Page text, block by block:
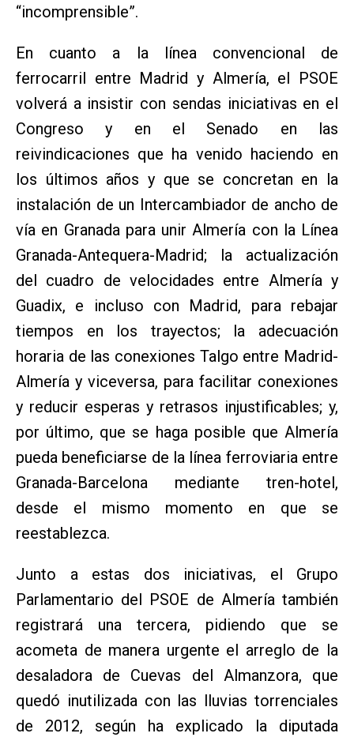
“incomprensible”.
En cuanto a la línea convencional de
ferrocarril entre Madrid y Almería, el PSOE
volverá a insistir con sendas iniciativas en el
Congreso y en el Senado en las
reivindicaciones que ha venido haciendo en
los últimos años y que se concretan en la
instalación de un Intercambiador de ancho de
vía en Granada para unir Almería con la Línea
Granada-Antequera-Madrid; la actualización
del cuadro de velocidades entre Almería y
Guadix, e incluso con Madrid, para rebajar
tiempos en los trayectos; la adecuación
horaria de las conexiones Talgo entre Madrid-
Almería y viceversa, para facilitar conexiones
y reducir esperas y retrasos injustificables; y,
por último, que se haga posible que Almería
pueda beneficiarse de la línea ferroviaria entre
Granada-Barcelona mediante tren-hotel,
desde el mismo momento en que se
reestablezca.
Junto a estas dos iniciativas, el Grupo
Parlamentario del PSOE de Almería también
registrará una tercera, pidiendo que se
acometa de manera urgente el arreglo de la
desaladora de Cuevas del Almanzora, que
quedó inutilizada con las lluvias torrenciales
de 2012, según ha explicado la diputada